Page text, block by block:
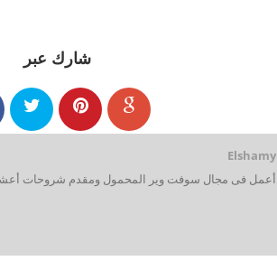
شارك عبر
Elshamy
أعمل فى مجال سوفت وير المحمول ومقدم شروحات أعشق